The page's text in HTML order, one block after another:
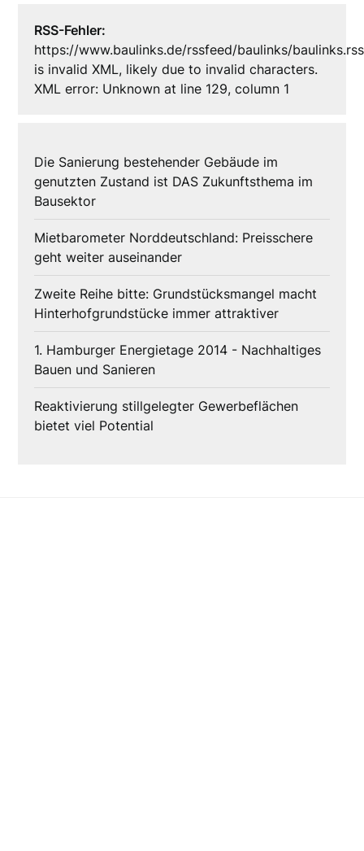
RSS-Fehler:
https://www.baulinks.de/rssfeed/baulinks/baulinks.rss
is invalid XML, likely due to invalid characters.
XML error: Unknown at line 129, column 1
Die Sanierung bestehender Gebäude im
genutzten Zustand ist DAS Zukunftsthema im
Bausektor
Mietbarometer Norddeutschland: Preisschere
geht weiter auseinander
Zweite Reihe bitte: Grundstücksmangel macht
Hinterhofgrundstücke immer attraktiver
1. Hamburger Energietage 2014 - Nachhaltiges
Bauen und Sanieren
Reaktivierung stillgelegter Gewerbeflächen
bietet viel Potential